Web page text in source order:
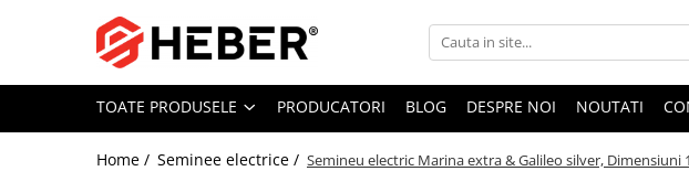
Toate Produsele
Mixere cu bol
TOATE PRODUSELE PRODUCATORI BLOG DESPRE NOI NOUTATI
Home / Seminee electrice / Semineu electric Marina extra & Galileo silver, Dimensiuni